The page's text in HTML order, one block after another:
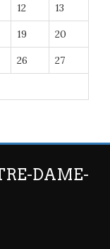
12 13
19 20
26 27
DAME-